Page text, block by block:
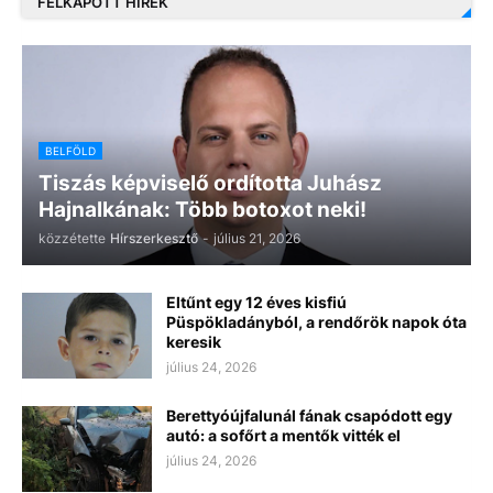
BELFÖLD
Tiszás képviselő ordította Juhász
Hajnalkának: Több botoxot neki!
közzétette Hírszerkesztő - július 21, 2026
Eltűnt egy 12 éves kisfiú
Püspökladányból, a rendőrök napok óta
keresik
július 24, 2026
Berettyóújfalunál fának csapódott egy
autó: a sofőrt a mentők vitték el
július 24, 2026